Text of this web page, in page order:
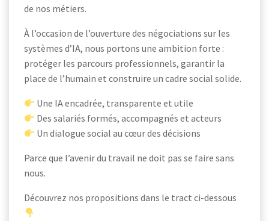
de nos métiers.
À l’occasion de l’ouverture des négociations sur les
systèmes d’IA, nous portons une ambition forte :
protéger les parcours professionnels, garantir la
place de l’humain et construire un cadre social solide.
Une IA encadrée, transparente et utile
Des salariés formés, accompagnés et acteurs
Un dialogue social au cœur des décisions
Parce que l’avenir du travail ne doit pas se faire sans
nous.
Découvrez nos propositions dans le tract ci-dessous